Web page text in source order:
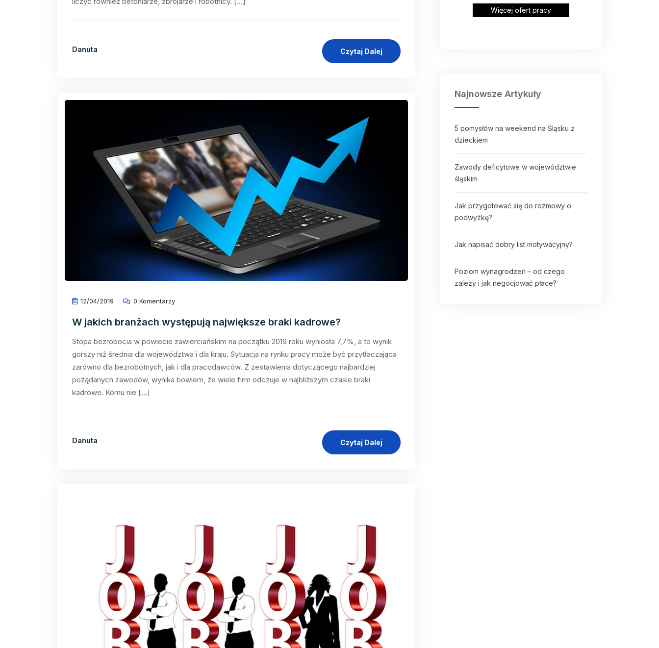
Danuta Czytaj Dalej
12/04/2019 0 Komentarzy
W jakich branżach występują największe braki kadrowe?
Stopa bezrobocia w powiecie zawierciańskim na początku 2019 roku wyniosła 7,7%, a to wynik
gorszy niż średnia dla województwa i dla kraju. Sytuacja na rynku pracy może być przytłaczająca
zarówno dla bezrobotnych, jak i dla pracodawców. Z zestawienia dotyczącego najbardziej
pożądanych zawodów, wynika bowiem, że wiele firm odczuje w najbliższym czasie braki
kadrowe. Komu nie […]
Danuta Czytaj Dalej
Więcej ofert pracy
Najnowsze Artykuły
5 pomysłów na weekend na Śląsku z
dzieckiem
Zawody deficytowe w województwie
śląskim
Jak przygotować się do rozmowy o
podwyżkę?
Jak napisać dobry list motywacyjny?
Poziom wynagrodzeń – od czego
zależy i jak negocjować płace?